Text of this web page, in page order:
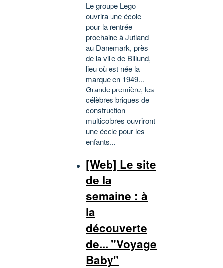
Le groupe Lego
ouvrira une école
pour la rentrée
prochaine à Jutland
au Danemark, près
de la ville de Billund,
lieu où est née la
marque en 1949...
Grande première, les
célèbres briques de
construction
multicolores ouvriront
une école pour les
enfants...
[Web] Le site
de la
semaine : à
la
découverte
de... "Voyage
Baby"